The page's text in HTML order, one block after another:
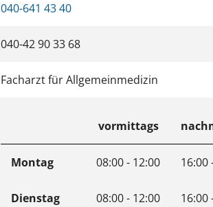
040-641 43 40
040-42 90 33 68
Facharzt für Allgemeinmedizin
vormittags
Montag 08:00 - 12:00 16:00
Dienstag 08:00 - 12:00 16:00